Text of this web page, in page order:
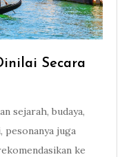
Secara
sejarah, budaya,
pesonanya juga
ke